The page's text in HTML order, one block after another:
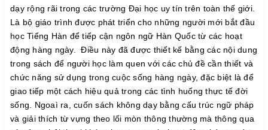
dạy rộng rãi trong các trường Đại học uy tín trên toàn thế giới.
Là bộ giáo trình được phát triển cho những người mới bắt đầu
học Tiếng Hàn để tiếp cận ngôn ngữ Hàn Quốc từ các hoạt
động hàng ngày. Điều này đã được thiết kế bằng các nội dung
trong sách để người học làm quen với các chủ đề cần thiết và
chức năng sử dụng trong cuộc sống hàng ngày, đặc biệt là để
giao tiếp một cách hiệu quả trong các tình huống thực tế đời
sống. Ngoaì ra, cuốn sách không dạy bằng cấu trúc ngữ pháp
và giải thích từ vựng theo lối mòn thông thường mà thông qua